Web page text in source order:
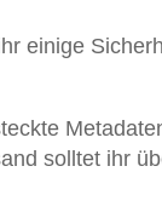
einige
solltet ihr